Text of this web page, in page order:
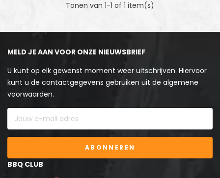
Tonen van 1-1 of 1 item(s)
MELD JE AAN VOOR ONZE NIEUWSBRIEF
U kunt op elk gewenst moment weer uitschrijven. Hiervoor
kunt u de contactgegevens gebruiken uit de algemene
voorwaarden.
ABONNEREN
BBQ CLUB